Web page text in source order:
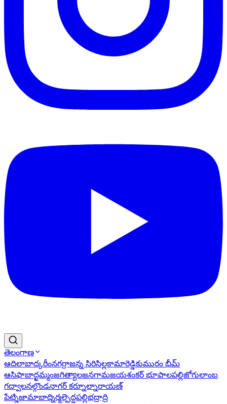
తెలంగాణ
ఆదిలాబాద్కరీంనగర్రాజన్న సిరిసిల్లకామారెడ్డికుమురం భీమ్
ఆసిఫాబాద్ఖమ్మంజగిత్యాలజనగామజయశంకర్ భూపాలపల్లిజోగులాంబ
గద్వాలనల్గొండనాగర్ కర్నూల్నారాయణ్
పేట్నిజామాబాద్నిర్మల్పెద్దపల్లిభద్రాద్రి